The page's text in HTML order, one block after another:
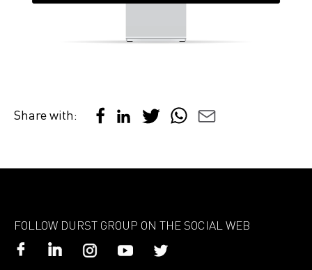
Share with:
FOLLOW DURST GROUP ON THE SOCIAL WEB